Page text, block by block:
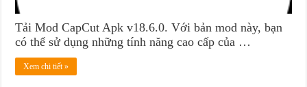
Tải Mod CapCut Apk v18.6.0. Với bản mod này, bạn
có thể sử dụng những tính năng cao cấp của …
Xem chi tiết »